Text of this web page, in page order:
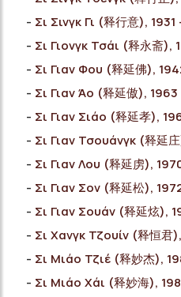
Σι Σινγκ Γι (释行意),
Σι Γιονγκ Τσάι (释永斋
Σι Γιαν Φου (释延佛),
Σι Γιαν Άο (释延傲),
Σι Γιαν Σιάο (释延孝),
Σι Γιαν Τσουάνγκ (释延
Σι Γιαν Λου (释延虏),
Σι Γιαν Σον (释延松),
Σι Γιαν Σουάν (释延炫),
Σι Χανγκ Τζουίν (释恒君
Σι Μιάο Τζιέ (释妙杰),
Σι Μιάο Χάι (释妙海),